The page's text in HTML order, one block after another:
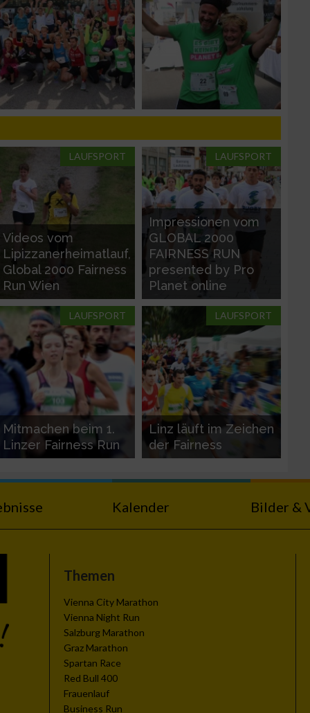
LAUFSPORT
Videos vom
Lipizzanerheimatlauf,
Global 2000 Fairness
Run Wien
LAUFSPORT
Impressionen vom
GLOBAL 2000
FAIRNESS RUN
presented by Pro
Planet online
LAUFSPORT
Mitmachen beim 1.
Linzer Fairness Run
LAUFSPORT
Linz läuft im Zeichen
der Fairness
Kalender Bilder &
Themen
Vienna City Marathon
Vienna Night Run
Salzburg Marathon
Graz Marathon
Spartan Race
Red Bull 400
Frauenlauf
Business Run
von Daten aus